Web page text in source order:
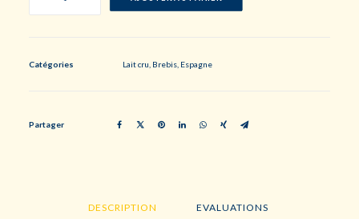
Catégories Lait cru Brebis Espagne
Partager
DESCRIPTION EVALUATIONS